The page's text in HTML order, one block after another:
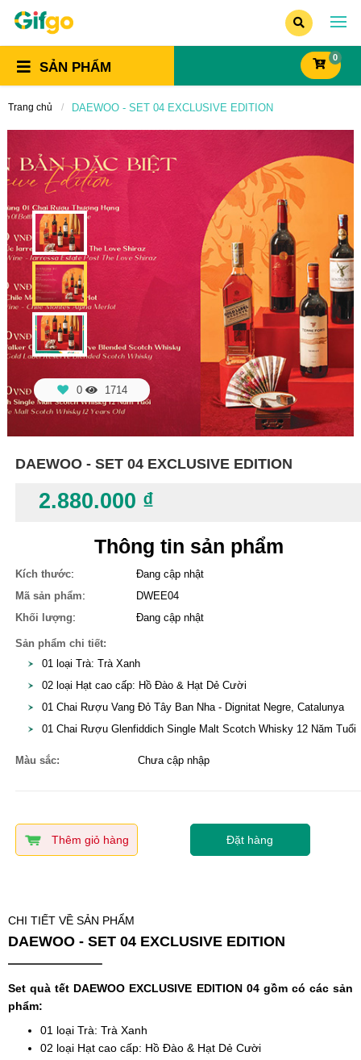
SẢN PHẨM
0
Trang chủ DAEWOO - SET 04 EXCLUSIVE EDITION
0 1714
DAEWOO - SET 04 EXCLUSIVE EDITION
2.880.000 ₫
Thông tin sản phẩm
Kích thước:
Đang cập nhật
Mã sản phẩm:
DWEE04
Khối lượng: Đang cập nhật
Sản phẩm chi tiết:
01 loại Trà: Trà Xanh
02 loại Hạt cao cấp: Hồ Đào & Hạt Dẻ Cười
01 Chai Rượu Vang Đỏ Tây Ban Nha - Dignitat Negre, Catalunya
01 Chai Rượu Glenfiddich Single Malt Scotch Whisky 12 Năm Tuổi
Màu sắc: Chưa cập nhập
Thêm giỏ hàng Đặt hàng
CHI TIẾT VỀ SẢN PHẨM
DAEWOO - SET 04 EXCLUSIVE EDITION
Set quà tết DAEWOO EXCLUSIVE EDITION 04 gồm có các sản
phẩm:
01 loại Trà: Trà Xanh
02 loại Hạt cao cấp: Hồ Đào & Hạt Dẻ Cười